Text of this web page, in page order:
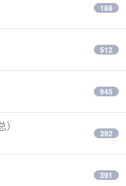
188
512
945
392
391